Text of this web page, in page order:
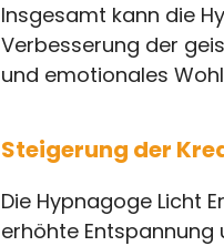
Insgesamt kann die
Verbesserung der
und emotionales
Steigerung der
Die Hypnagoge Licht
erhöhte Entspannung